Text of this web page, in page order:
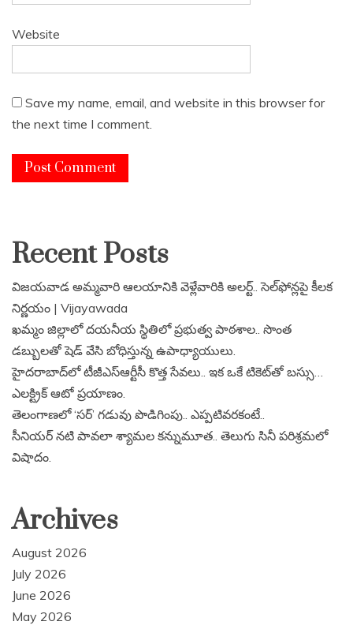
Website
Save my name, email, and website in this browser for
the next time I comment.
Recent Posts
విజయవాడ అమ్మవారి ఆలయానికి వెళ్లేవారికి అలర్ట్.. సెల్‌ఫోన్లపై కీలక
నిర్ణయం | Vijayawada
ఖమ్మం జిల్లాలో దయనీయ స్థితిలో ప్రభుత్వ పాఠశాల.. సొంత
డబ్బులతో షెడ్ వేసి బోధిస్తున్న ఉపాధ్యాయులు.
హైదరాబాద్‌లో టీజీఎస్‌ఆర్టీసీ కొత్త సేవలు.. ఇక ఒకే టికెట్‌తో బస్సు…
ఎలక్ట్రిక్ ఆటో ప్రయాణం.
తెలంగాణలో ‘సర్’ గడువు పొడిగింపు.. ఎప్పటివరకంటే..
సీనియర్ నటి పావలా శ్యామల కన్నుమూత.. తెలుగు సినీ పరిశ్రమలో
విషాదం.
Archives
August 2026
July 2026
June 2026
May 2026